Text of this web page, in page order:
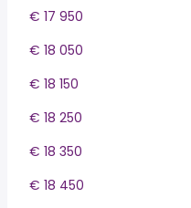
€ 17 950
€ 18 050
€ 18 150
€ 18 250
€ 18 350
€ 18 450